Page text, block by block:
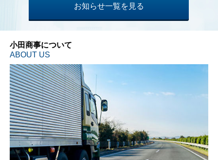
お知らせ一覧を見る
小田商事について
ABOUT US